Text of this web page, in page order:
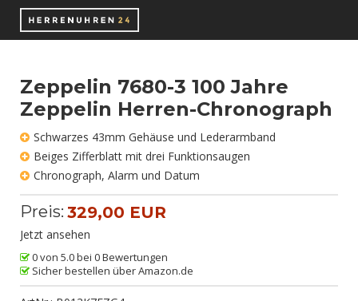
Zeppelin 7680-3 100 Jahre
Zeppelin Herren-Chronograph
Schwarzes 43mm Gehäuse und Lederarmband
Beiges Zifferblatt mit drei Funktionsaugen
Chronograph, Alarm und Datum
Preis: 329,00 EUR
Jetzt ansehen
0 von 5.0 bei 0 Bewertungen
Sicher bestellen über Amazon.de